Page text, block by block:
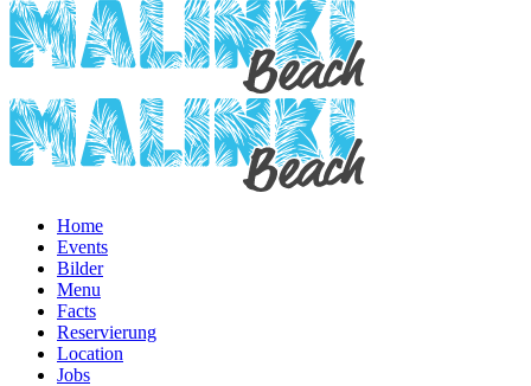
Home
Events
Bilder
Menu
Facts
Reservierung
Location
Jobs